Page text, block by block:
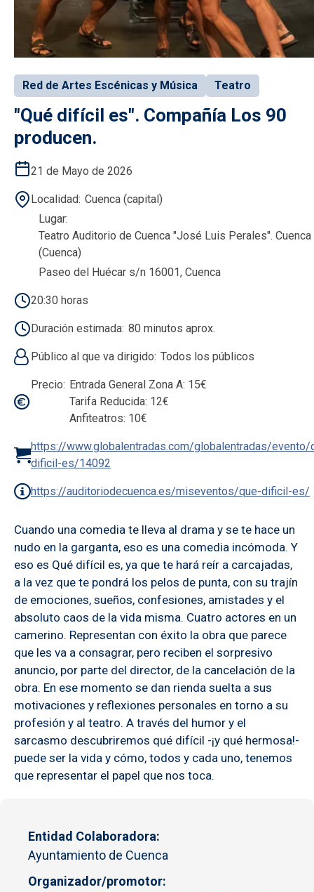
Red de Artes Escénicas y Música Teatro
"Qué difícil es". Compañía Los 90
producen.
21 de Mayo de 2026
Localidad Cuenca (capital)
Lugar
Teatro Auditorio de Cuenca "José Luis Perales". Cuenca
(Cuenca)
Paseo del Huécar s/n 16001, Cuenca
20:30 horas
Duración estimada 80 minutos aprox.
Público al que va dirigido Todos los públicos
Precio
Entrada General Zona A: 15€
Tarifa Reducida: 12€
Anfiteatros: 10€
https://www.globalentradas.com/globalentradas/evento/
dificil-es/14092
https://auditoriodecuenca.es/miseventos/que-dificil-es/
Cuando una comedia te lleva al drama y se te hace un
nudo en la garganta, eso es una comedia incómoda. Y
eso es Qué difícil es, ya que te hará reír a carcajadas,
a la vez que te pondrá los pelos de punta, con su trajín
de emociones, sueños, confesiones, amistades y el
absoluto caos de la vida misma. Cuatro actores en un
camerino. Representan con éxito la obra que parece
que les va a consagrar, pero reciben el sorpresivo
anuncio, por parte del director, de la cancelación de la
obra. En ese momento se dan rienda suelta a sus
motivaciones y reflexiones personales en torno a su
profesión y al teatro. A través del humor y el
sarcasmo descubriremos qué difícil -¡y qué hermosa!-
puede ser la vida y cómo, todos y cada uno, tenemos
que representar el papel que nos toca.
Entidad Colaboradora
Ayuntamiento de Cuenca
Organizador/promotor